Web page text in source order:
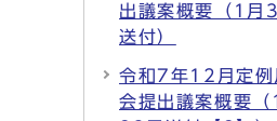
出議案概要（1月
送付）
令和7年12月定例
会提出議案概要（